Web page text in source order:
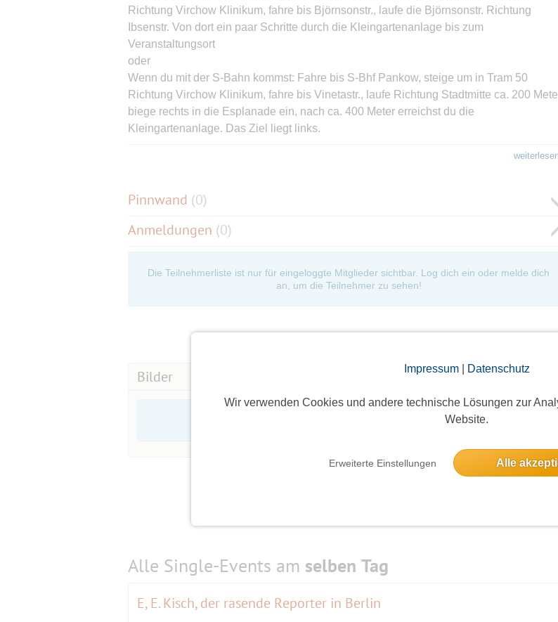
Impressum| Datenschutz
Wir verwenden Cookies und andere technische Lösungen zur
Website.
Erweiterte Einstellungen Alle
Richtung Virchow Klinikum, fahre bis Björnsonstr., laufe die Björnsonstr. Richtung
Ibsenstr. Von dort ein paar Schritte durch die Kleingartenanlage bis zum
Veranstaltungsort
oder
Wenn du mit der S-Bahn kommst: Fahre bis S-Bhf Pankow, steige um in Tram 50
Richtung Virchow Klinikum, fahre bis Vinetastr., laufe Richtung Stadtmitte ca. 200
biege rechts in die Esplanade ein, nach ca. 400 Meter erreichst du die
Kleingartenanlage. Das Ziel liegt links.
Wenn du mit der S-Bahn kommst: Fahre bis S-Bhf Bornholmer Str. mit S1 oder
links einbiegen und am Ende dem Weg in der Anlage folgen.
Vinetastr., laufe Richtung Stadtmitte ca. 200 Meter, biege rechts in die Esplanade ein,
Wenn du mit der U-Bahn kommst: fahre bis Vinetastr., laufe Richtung Stadtmitte ca. 200
Eingang in die Anlage in 10439 Berlin, Ibsenstr. 20 und verlängerte Bergener Str. aus
Von der S-Bahn in etwa 6 Minuten, von U-Bf Vineta-Str. in etwa 8 Minuten zu Fuß zu
Parkplätze vorhanden. (Keine Parkzone, ich parke oft direkt vorm Eingang zur Anlage)
Pinnwand (0)
Anmeldungen (0)
Die Teilnehmerliste ist nur für eingeloggte Mitglieder sichtbar. Log dich ein oder melde dich
an, um die Teilnehmer zu sehen!
Bilder
Die Bildergalerien sind nur für eingeloggte
Alle Single-Events am selben Tag
E, E. Kisch, der rasende Reporter in Berlin